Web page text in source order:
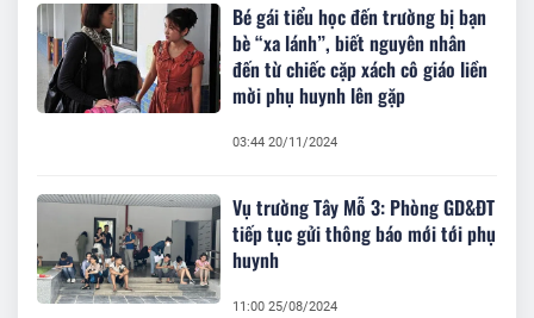
Bé gái tiểu học đến trường bị bạn
bè “xa lánh”, biết nguyên nhân
đến từ chiếc cặp xách cô giáo liền
mời phụ huynh lên gặp
03:44 20/11/2024
Vụ trường Tây Mỗ 3: Phòng GD&ĐT
tiếp tục gửi thông báo mới tới phụ
huynh
11:00 25/08/2024